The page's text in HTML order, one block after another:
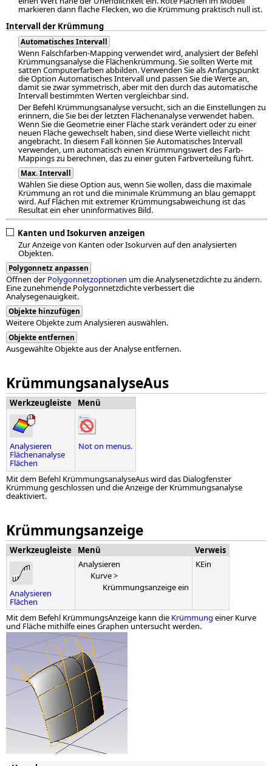
markieren dann flache Flecken, wo die Krümmung praktisch null ist.
Intervall der Krümmung
Automatisches Intervall
Wenn Falschfarben-Mapping verwendet wird, analysiert der Befehl
Krümmungsanalyse die Flächenkrümmung. Sie sollten Werte mit
satten Computerfarben abbilden. Verwenden Sie als Anfangspunkt
die Option Automatisches Intervall und passen Sie die Werte an,
damit sie zwar symmetrisch, aber mit den durch das automatische
Intervall bestimmten Werten vergleichbar sind.
Der Befehl Krümmungsanalyse versucht, sich an die Einstellungen zu
erinnern, die Sie bei der letzten Flächenanalyse verwendet haben.
Wenn Sie die Geometrie einer Fläche stark verändert oder zu einer
neuen Fläche gewechselt haben, sind diese Werte vielleicht nicht
angebracht. In diesem Fall können Sie Automatisches Intervall
verwenden, um automatisch einen Krümmungswert des Farb-
Mappings zu berechnen, das zu einer guten Farbverteilung führt.
Max. Intervall
Wählen Sie diese Option aus, wenn Sie wollen, dass die maximale
Krümmung an rot und die minimale Krümmung an blau gemappt
wird. Auf Flächen mit extremer Krümmungsabweichung ist das
Resultat ein eher uninformatives Bild.
Kanten und Isokurven anzeigen
Zur Anzeige von Kanten oder Isokurven auf den analysierten
Objekten.
Polygonnetz anpassen
Öffnen derPolygonnetzoptionen um die Analysenetzdichte zu ändern.
Eine zunehmende Polygonnetzdichte verbessert die
Analysegenauigkeit.
Objekte hinzufügen
Weitere Objekte zum Analysieren auswählen.
Objekte entfernen
Ausgewählte Objekte aus der Analyse entfernen.
KrümmungsanalyseAus
Werkzeugleiste Menü
Analysieren
Flächenanalyse
Flächen
Not on menus.
Mit dem Befehl KrümmungsanalyseAus wird das Dialogfenster
Krümmung geschlossen und die Anzeige der Krümmungsanalyse
deaktiviert.
Krümmungsanzeige
Werkzeugleiste Menü Verweis
Analysieren
Flächen
Analysieren
Kurve >
Krümmungsanzeige ein
KEin
Mit dem Befehl KrümmungsAnzeige kann die Krümmung einer Kurve
und Fläche mithilfe eines Graphen untersucht werden.